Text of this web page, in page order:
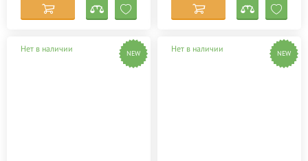
Нет в наличии NEW Нет в наличии NEW